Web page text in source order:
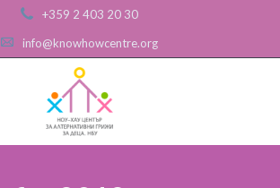
+359 2 403 20 30
info@knowhowcentre.org